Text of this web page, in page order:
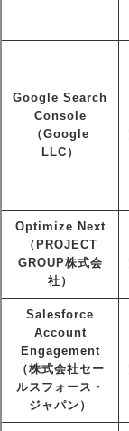
Google Search
Console
（Google
LLC）
Optimize Next
（PROJECT
GROUP株式会
社）
Salesforce
Account
Engagement
（株式会社セー
ルスフォース・
ジャパン）